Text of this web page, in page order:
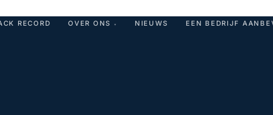
RECORD OVER ONS ▾ NIEUWS EEN BEDRIJF